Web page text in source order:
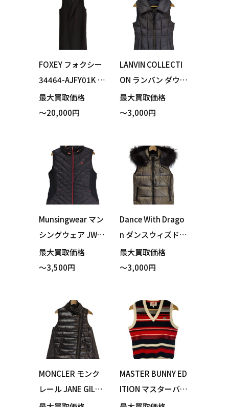
FOXEY フォクシー
34464-AJFY01K ジ
レ ブラック フリー
サイズ 買い取りま
最大買取価格
～20,000円
LANVIN COLLECTI
ON ランバン ダウン
ベスト ネイビー サ
イズ38 買い取りま
最大買取価格
～3,000円
Munsingwear マン
シングウェア JWLK
653 アウターベス
ト ダウンベスト ネ
最大買取価格
～3,500円
Dance With Drago
n ダンスウィズドラ
ゴン D2-502700 ダ
ウンベスト フード
取りました！
最大買取価格
～3,000円
MONCLER モンク
レール JANE GILET
ダウンベスト ブラ
MASTER BUNNY ED
ITION マスターバニ
ーエディション 15